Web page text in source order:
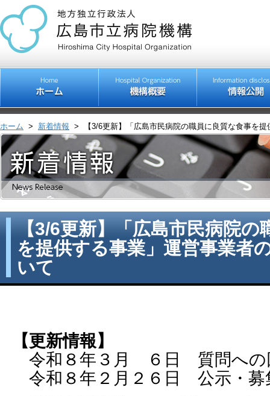
ホーム > 新着情報 > 【3/6更新】「広島市民病院の職員に良質な食事を
【3/6更新】「広島市民病院の
を提供する事業」運営事業者
いて
【更新情報】
令和８年３月 ６日 質問への
令和８年２月２６日 公示・募